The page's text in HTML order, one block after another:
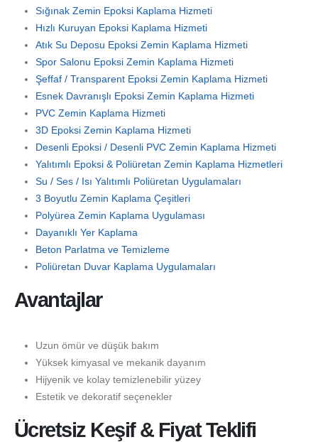
Sığınak Zemin Epoksi Kaplama Hizmeti
Hızlı Kuruyan Epoksi Kaplama Hizmeti
Atık Su Deposu Epoksi Zemin Kaplama Hizmeti
Spor Salonu Epoksi Zemin Kaplama Hizmeti
Şeffaf / Transparent Epoksi Zemin Kaplama Hizmeti
Esnek Davranışlı Epoksi Zemin Kaplama Hizmeti
PVC Zemin Kaplama Hizmeti
3D Epoksi Zemin Kaplama Hizmeti
Desenli Epoksi / Desenli PVC Zemin Kaplama Hizmeti
Yalıtımlı Epoksi & Poliüretan Zemin Kaplama Hizmetleri
Su / Ses / Isı Yalıtımlı Poliüretan Uygulamaları
3 Boyutlu Zemin Kaplama Çeşitleri
Polyürea Zemin Kaplama Uygulaması
Dayanıklı Yer Kaplama
Beton Parlatma ve Temizleme
Poliüretan Duvar Kaplama Uygulamaları
Avantajlar
Uzun ömür ve düşük bakım
Yüksek kimyasal ve mekanik dayanım
Hijyenik ve kolay temizlenebilir yüzey
Estetik ve dekoratif seçenekler
Ücretsiz Keşif & Fiyat Teklifi